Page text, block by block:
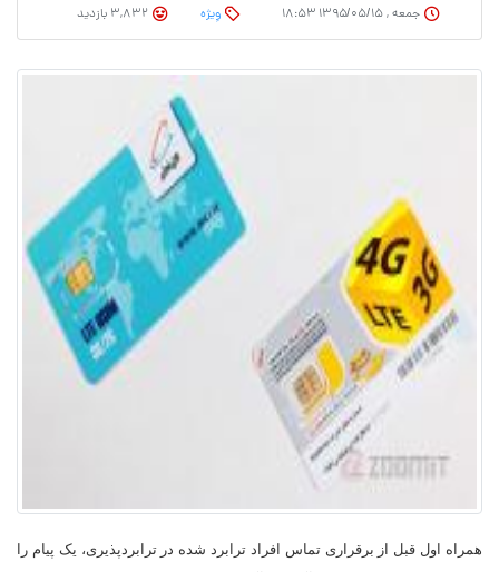
جمعه , ۱۳۹۵/۰۵/۱۵ ۱۸:۵۳ وِیژه
همراه اول قبل از برقراری تماس افراد ترابرد شده در ترابردپذیری، یک پیام را